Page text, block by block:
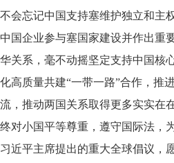
不会忘记中国支持塞维护独立和主
中国企业参与塞国家建设并作出重
华关系，毫不动摇坚定支持中国核
化高质量共建“一带一路”合作，推
流，推动两国关系取得更多实实在
终对小国平等尊重，遵守国际法，
习近平主席提出的重大全球倡议，